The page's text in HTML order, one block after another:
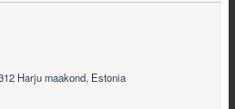
Harju maakond, Estonia